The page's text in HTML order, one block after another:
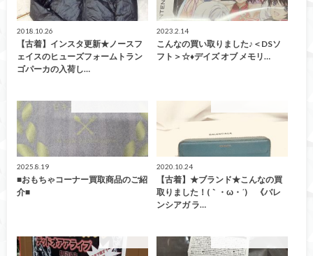
2018.10.26
【古着】インスタ更新★ノースフ
ェイスのヒューズフォームトラン
ゴパーカの入荷し…
2023.2.14
こんなの買い取りました♪＜DSソ
フト＞☆♦デイズ オブ メモリ…
2025.8.19
■おもちゃコーナー買取商品のご紹
介■
2020.10.24
【古着】★ブランド★こんなの買
取りました！(｀・ω・´)ゞ《バレ
ンシアガ ラ…